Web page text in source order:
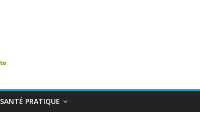
SANTÉ PRATIQUE